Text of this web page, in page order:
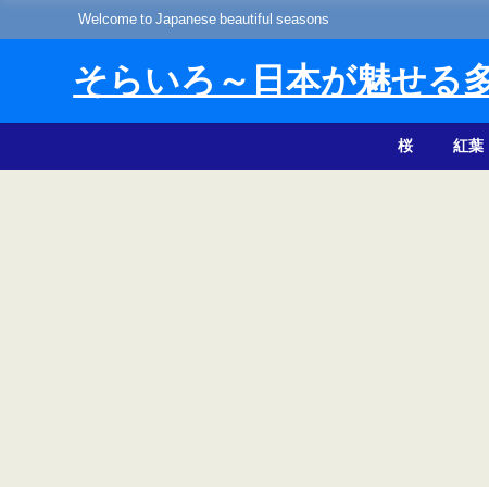
Welcome to Japanese beautiful seasons
そらいろ～日本が魅せる
桜 紅葉